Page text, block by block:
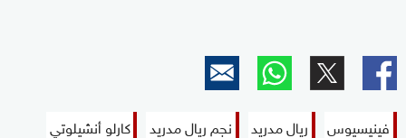
فينيسيوس ريال مدريد نجم ريال مدريد كارلو أنشيلوتي